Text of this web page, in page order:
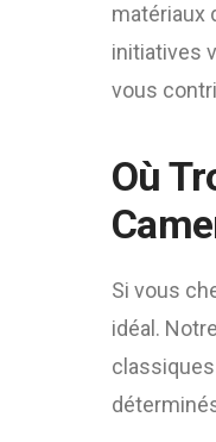
matériaux
initiatives
vous
Où
Si vous
idéal.